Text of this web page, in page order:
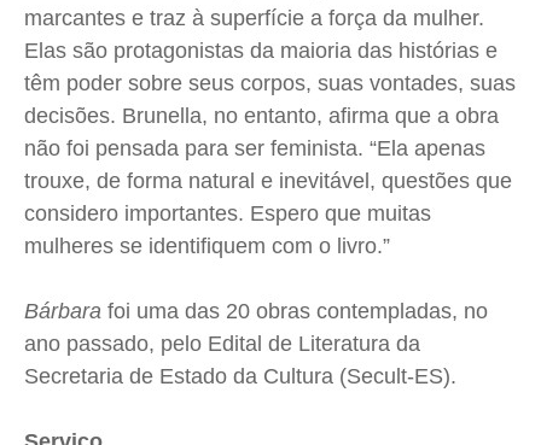
marcantes e traz à superfície a força da mulher.
Elas são protagonistas da maioria das histórias e
têm poder sobre seus corpos, suas vontades, suas
decisões. Brunella, no entanto, afirma que a obra
não foi pensada para ser feminista. “Ela apenas
trouxe, de forma natural e inevitável, questões que
considero importantes. Espero que muitas
mulheres se identifiquem com o livro.”
Bárbara foi uma das 20 obras contempladas, no
ano passado, pelo Edital de Literatura da
Secretaria de Estado da Cultura (Secult-ES).